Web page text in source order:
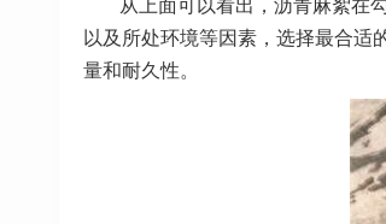
从上面可以看出，沥青麻絮在
以及所处环境等因素，选择最合适
量和耐久性。